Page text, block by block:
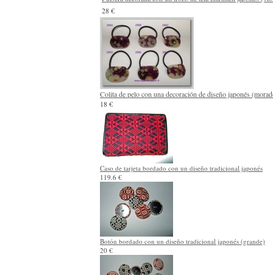
28 €
Colita de pelo con una decoración de diseño japonés
18 €
Caso de tarjeta bordado con un diseño tradicional japonés
119.6 €
Botón bordado con un diseño tradicional japonés (grande)
20 €